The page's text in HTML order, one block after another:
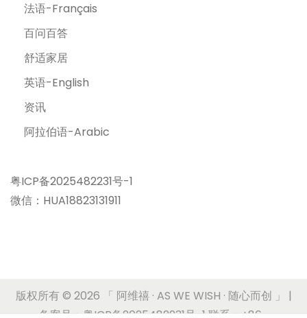
法语-Français
百问百答
舒适家居
英语-English
资讯
阿拉伯语-Arabic
粤ICP备2025482231号-1
微信：HUA18823131911
版权所有 © 2026 「 阿维禧 · AS WE WISH · 随心而创 」
|